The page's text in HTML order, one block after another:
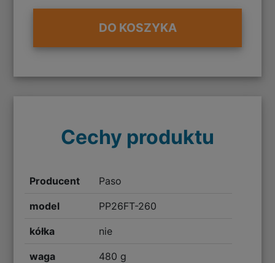
DO KOSZYKA
Cechy produktu
Producent Paso
model PP26FT-260
kółka nie
waga 480 g